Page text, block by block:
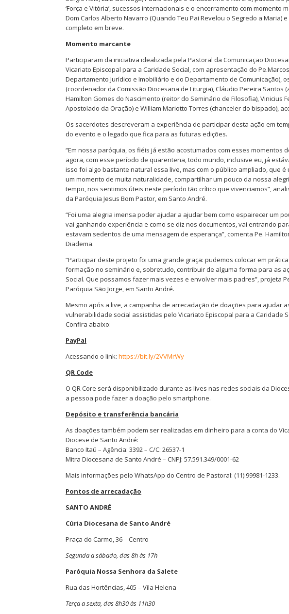
‘Força e Vitória’, sucessos internacionais e o encerramento com momento
Dom Carlos Alberto Navarro (Quando Teu Pai Revelou o Segredo a Maria)
completo em breve.
Momento marcante
Participaram da iniciativa idealizada pela Pastoral da Comunicação
Vicariato Episcopal para a Caridade Social, com apresentação do
Departamento Jurídico e Imobiliário e do Departamento de Comunicação),
(coordenador da Comissão Diocesana de Liturgia), Cláudio Pereira Santos
Hamilton Gomes do Nascimento (reitor do Seminário de Filosofia), Vinicius
Apostolado da Oração) e William Mariotto Torres (chanceler do bispado),
Os sacerdotes descreveram a experiência de participar desta ação em
do evento e o legado que fica para as futuras edições.
“Em nossa paróquia, os fiéis já estão acostumados com esses momentos
agora, com esse período de quarentena, todo mundo, inclusive eu, já
isso foi algo bastante natural essa live, mas com o público ampliado, que
um momento de muita naturalidade, compartilhar um pouco da nossa
tempo, nos sentimos úteis neste período tão crítico que vivenciamos”,
da Paróquia Jesus Bom Pastor, em Santo André.
“Foi uma alegria imensa poder ajudar a ajudar bem como espairecer um
vai ganhando experiência e como se diz nos documentos, vai entrando
estavam sedentos de uma mensagem de esperança”, comenta Pe.
Diadema.
“Participar deste projeto foi uma grande graça: pudemos colocar em
formação no seminário e, sobretudo, contribuir de alguma forma para as
Social. Que possamos fazer mais vezes e envolver mais padres”, projeta
Paróquia São Jorge, em Santo André.
Mesmo após a live, a campanha de arrecadação de doações para ajudar
vulnerabilidade social assistidas pelo Vicariato Episcopal para a Caridade
Confira abaixo:
PayPal
Acessando o link: https://bit.ly/2VVMrWy
QR Code
O QR Core será disponibilizado durante as lives nas redes sociais da
a pessoa pode fazer a doação pelo smartphone.
Depósito e transferência bancária
As doações também podem ser realizadas em dinheiro para a conta do
Diocese de Santo André:
Banco Itaú – Agência: 3392 – C/C: 26537-1
Mitra Diocesana de Santo André – CNPJ: 57.591.349/0001-62
Mais informações pelo WhatsApp do Centro de Pastoral: (11) 99981-1233.
Pontos de arrecadação
SANTO ANDRÉ
Cúria Diocesana de Santo André
Praça do Carmo, 36 – Centro
Segunda a sábado, das 8h às 17h
Paróquia Nossa Senhora da Salete
Rua das Hortências, 405 – Vila Helena
Terça a sexta, das 8h30 às 11h30